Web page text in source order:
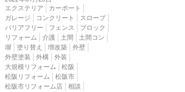
エクステリア
カーポート
ガレージ
コンクリート
スロープ
バリアフリー
フェンス
ブロック
リフォーム
介護 土間
土間コン
塀
塗り替え 増改築
外壁
外壁塗装
外構
外装
大規模リフォーム
松阪
松阪リフォーム
松阪市
松阪市リフォーム店
相談